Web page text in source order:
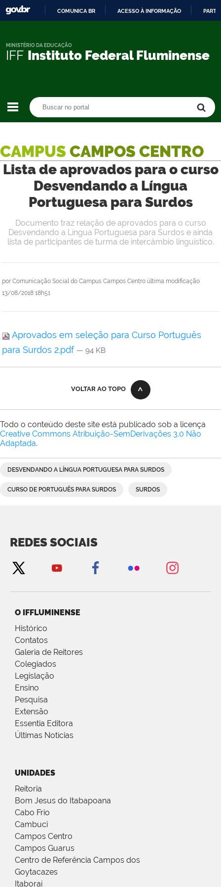
CONTEÚDO
COMUNICA BR ACESSO À INFORMAÇÃO
IFF Instituto Federal Fluminense
MINISTÉRIO DA EDUCAÇÃO
CAMPUS CAMPOS CENTRO
Lista de aprovados para o curso
Desvendando a Língua
Portuguesa para Surdos
por Comunicação Social do Campus Campos Centro última modificação
13/08/2018 18h51
Documento traz relação de aprovados para o curso
Desvendando a Língua Portuguesa para Surdos e ainda
lista de participantes de turma de intercâmbio linguístico.
Aprovados em seleção para Curso Português
para Surdos 2.pdf — 94 KB
VOLTAR AO TOPO
Todo o conteúdo deste site está publicado sob a licença
Creative Commons Atribuição-SemDerivações 3.0 Não
Adaptada.
DESVENDANDO A LÍNGUA PORTUGUESA PARA SURDOS
CURSO DE PORTUGUÊS PARA SURDOS SURDOS
REDES SOCIAIS
O IFFLUMINENSE
Histórico
Contatos
Galeria de Reitores
Colegiados
Legislação
Ensino
Pesquisa
Extensão
Essentia Editora
Últimas Notícias
UNIDADES
Reitoria
Bom Jesus do Itabapoana
Cabo Frio
Cambuci
Campos Centro
Campos Guarus
Centro de Referência Campos dos
Goytacazes
Itaboraí